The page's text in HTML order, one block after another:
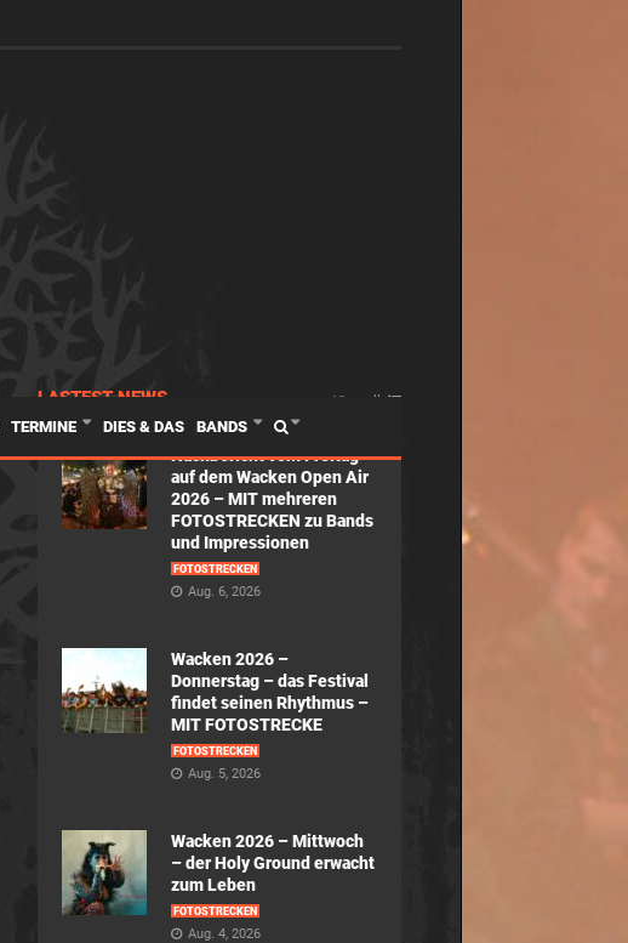
TERMINE DIES & DAS BANDS
LASTEST NEWS View all
Nachbericht vom Freitag
auf dem Wacken Open Air
2026 – MIT mehreren
FOTOSTRECKEN zu Bands
und Impressionen
FOTOSTRECKEN
Aug. 6, 2026
Wacken 2026 –
Donnerstag – das Festival
findet seinen Rhythmus –
MIT FOTOSTRECKE
FOTOSTRECKEN
Aug. 5, 2026
Wacken 2026 – Mittwoch
– der Holy Ground erwacht
zum Leben
FOTOSTRECKEN
Aug. 4, 2026